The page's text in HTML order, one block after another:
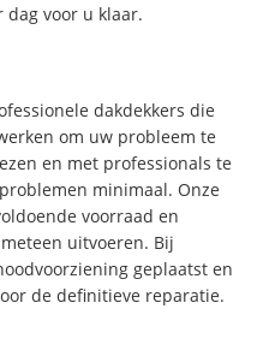
dag voor u klaar.
dakdekkers die
om uw probleem te
en met professionals te
minimaal. Onze
voorraad en
uitvoeren. Bij
geplaatst en
de definitieve reparatie.